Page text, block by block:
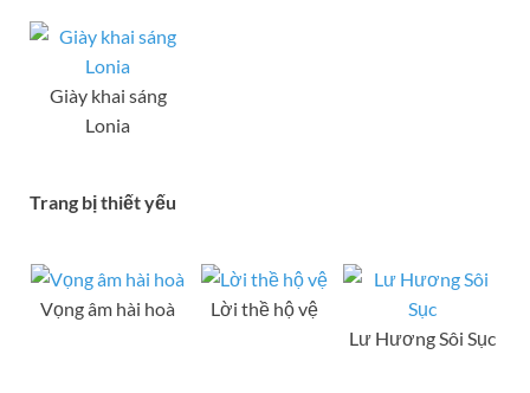
Giày khai sáng
Lonia
Trang bị thiết yếu
Vọng âm hài hoà
Lời thề hộ vệ
Lư Hương Sôi Sục